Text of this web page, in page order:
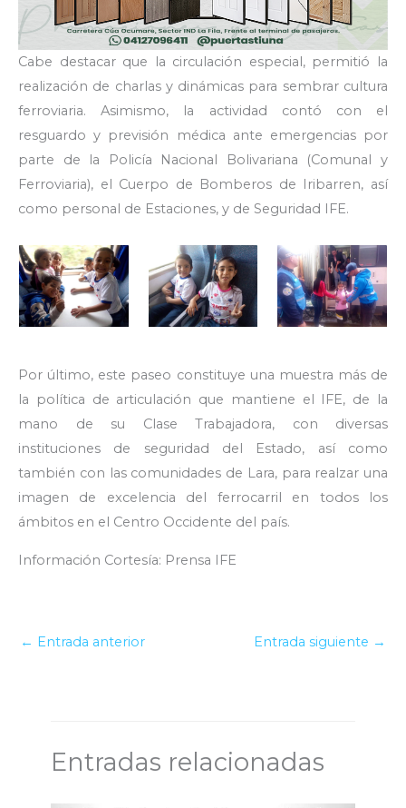
Cabe destacar que la circulación especial, permitió la
realización de charlas y dinámicas para sembrar cultura
ferroviaria. Asimismo, la actividad contó con el
resguardo y previsión médica ante emergencias por
parte de la Policía Nacional Bolivariana (Comunal y
Ferroviaria), el Cuerpo de Bomberos de Iribarren, así
como personal de Estaciones, y de Seguridad IFE.
Por último, este paseo constituye una muestra más de
la política de articulación que mantiene el IFE, de la
mano de su Clase Trabajadora, con diversas
instituciones de seguridad del Estado, así como
también con las comunidades de Lara, para realzar una
imagen de excelencia del ferrocarril en todos los
ámbitos en el Centro Occidente del país.
Información Cortesía: Prensa IFE
← Entrada anterior Entrada siguiente →
Entradas relacionadas